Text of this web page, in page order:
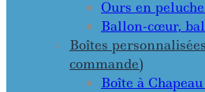
Ours en
Ballon-cœur,
Boîtes
commande)
Boîte à